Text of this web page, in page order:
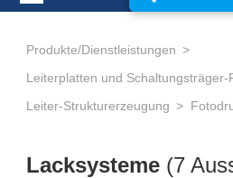
Produkte/Dienstleistungen
Leiterplatten und Schaltungsträger-
Leiter-Strukturerzeugung
Lacksysteme (7